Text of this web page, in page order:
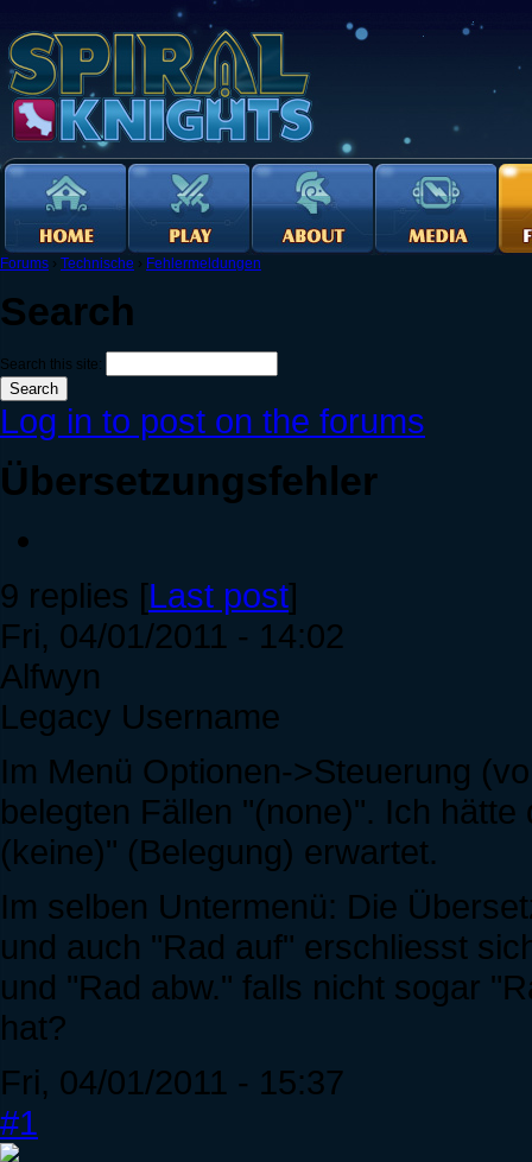
Forums › Technische › Fehlermeldungen
Search
Search this site:
Log in to post on the forums
Übersetzungsfehler
9 replies [Last post]
Fri, 04/01/2011 - 14:02
Alfwyn
Legacy Username
Im Menü Optionen->Steuerung
belegten Fällen "(none)". Ich
(keine)" (Belegung) erwartet.
Im selben Untermenü: Die
und auch "Rad auf" erschliesst
und "Rad abw." falls nicht sogar
hat?
Fri, 04/01/2011 - 15:37
#1